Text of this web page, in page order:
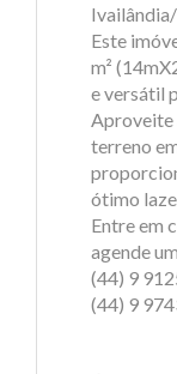
Este
m²
e versátil
Aproveite
terreno
ótimo
Entre em
agende
(44) 9
(44) 9